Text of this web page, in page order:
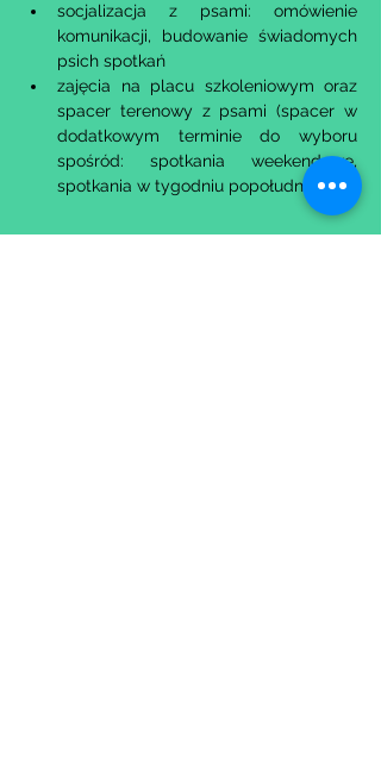
socjalizacja z psami: omówienie
komunikacji, budowanie świadomych
psich spotkań
zajęcia na placu szkoleniowym oraz
spacer terenowy z psami (spacer w
dodatkowym terminie do wyboru
spośród: spotkania weekendowe,
spotkania w tygodniu popołudniu)